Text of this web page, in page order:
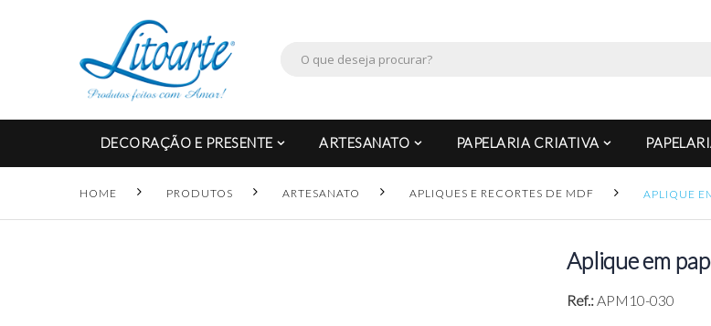
DECORAÇÃO E PRESENTE ARTESANATO PAPELARIA CRIATIVA
HOME PRODUTOS ARTESANATO APLIQUES E RECORTES DE MDF APLIQUE
Aplique em
Ref.:APM10-030